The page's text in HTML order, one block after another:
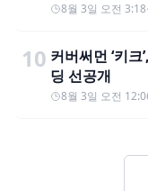
8월 3일 오전 3:18
10 커버써먼 ‘키
딩 선공개
8월 3일 오전